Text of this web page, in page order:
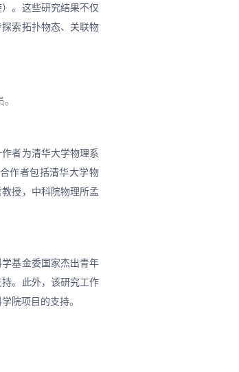
。这些研究结果不仅
索拓扑物态、关联物
者为清华大学物理系
作者包括清华大学物
授，中科院物理所孟
基金委国家杰出青年
。此外，该研究工作
院项目的支持。